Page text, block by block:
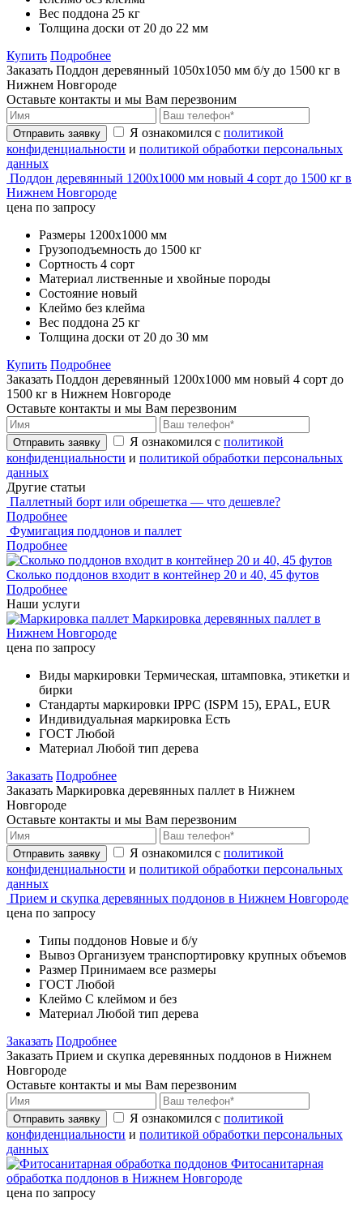
Вес поддона 25 кг
Толщина доски от 20 до 22 мм
Купить Подробнее
Заказать Поддон деревянный 1050х1050 мм б/у до 1500 кг в
Нижнем Новгороде
Оставьте контакты и мы Вам перезвоним
Отправить заявку Я ознакомился с политикой
конфиденциальности и политикой обработки персональных
данных
Поддон деревянный 1200х1000 мм новый 4 сорт до 1500 кг в
Нижнем Новгороде
цена по запросу
Размеры 1200х1000 мм
Грузоподъемность до 1500 кг
Сортность 4 сорт
Материал лиственные и хвойные породы
Состояние новый
Клеймо без клейма
Вес поддона 25 кг
Толщина доски от 20 до 30 мм
Купить Подробнее
Заказать Поддон деревянный 1200х1000 мм новый 4 сорт до
1500 кг в Нижнем Новгороде
Оставьте контакты и мы Вам перезвоним
Отправить заявку Я ознакомился с политикой
конфиденциальности и политикой обработки персональных
данных
Другие статьи
Паллетный борт или обрешетка — что дешевле?
Подробнее
Фумигация поддонов и паллет
Подробнее
Сколько поддонов входит в контейнер 20 и 40, 45 футов
Подробнее
Наши услуги
Маркировка деревянных паллет в
Нижнем Новгороде
цена по запросу
Виды маркировки Термическая, штамповка, этикетки и
бирки
Стандарты маркировки IPPC (ISPM 15), EPAL, EUR
Индивидуальная маркировка Есть
ГОСТ Любой
Материал Любой тип дерева
Заказать Подробнее
Заказать Маркировка деревянных паллет в Нижнем
Новгороде
Оставьте контакты и мы Вам перезвоним
Отправить заявку Я ознакомился с политикой
конфиденциальности и политикой обработки персональных
данных
Прием и скупка деревянных поддонов в Нижнем Новгороде
цена по запросу
Типы поддонов Новые и б/у
Вывоз Организуем транспортировку крупных объемов
Размер Принимаем все размеры
ГОСТ Любой
Клеймо С клеймом и без
Материал Любой тип дерева
Заказать Подробнее
Заказать Прием и скупка деревянных поддонов в Нижнем
Новгороде
Оставьте контакты и мы Вам перезвоним
Отправить заявку Я ознакомился с политикой
конфиденциальности и политикой обработки персональных
данных
Фитосанитарная
обработка поддонов в Нижнем Новгороде
цена по запросу